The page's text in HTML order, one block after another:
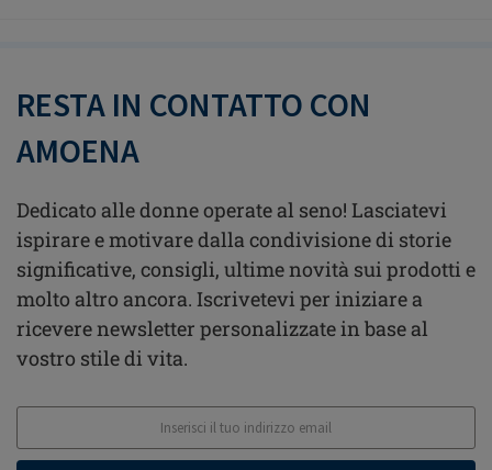
RESTA IN CONTATTO CON
AMOENA
Dedicato alle donne operate al seno! Lasciatevi
ispirare e motivare dalla condivisione di storie
significative, consigli, ultime novità sui prodotti e
molto altro ancora. Iscrivetevi per iniziare a
ricevere newsletter personalizzate in base al
vostro stile di vita.